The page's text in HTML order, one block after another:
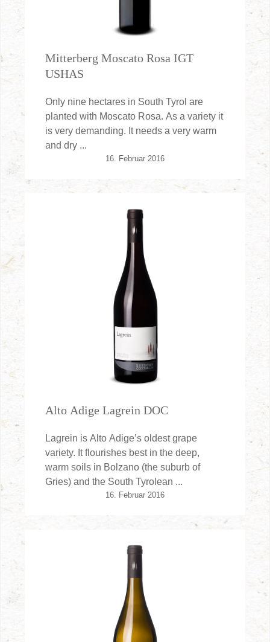
Mitterberg Moscato Rosa IGT
USHAS
Only nine hectares in South Tyrol are
planted with Moscato Rosa. As a variety it
is very demanding. It needs a very warm
and dry ...
16. Februar 2016
Alto Adige Lagrein DOC
Lagrein is Alto Adige’s oldest grape
variety. It flourishes best in the deep,
warm soils in Bolzano (the suburb of
Gries) and the South Tyrolean ...
16. Februar 2016